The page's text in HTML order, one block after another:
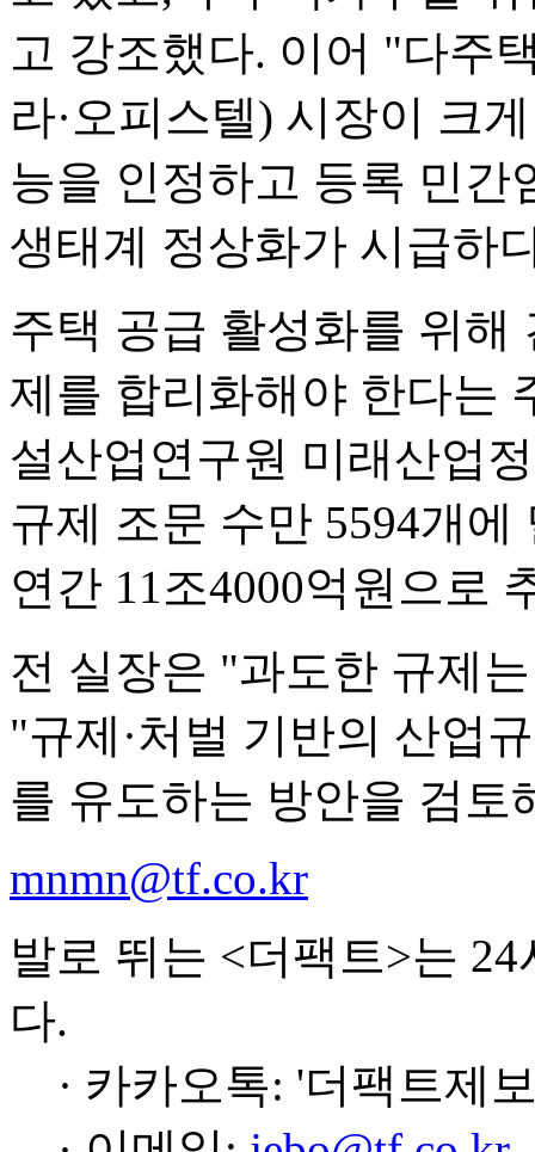
고 강조했다. 이어 "다주
라·오피스텔) 시장이 크
능을 인정하고 등록 민간
생태계 정상화가 시급하
주택 공급 활성화를 위해
제를 합리화해야 한다는
설산업연구원 미래산업
규제 조문 수만 5594개
연간 11조4000억원으로
전 실장은 "과도한 규제
"규제·처벌 기반의 산업
를 유도하는 방안을 검토
mnmn@tf.co.kr
발로 뛰는 <더팩트>는
다.
· 카카오톡: '더팩트제